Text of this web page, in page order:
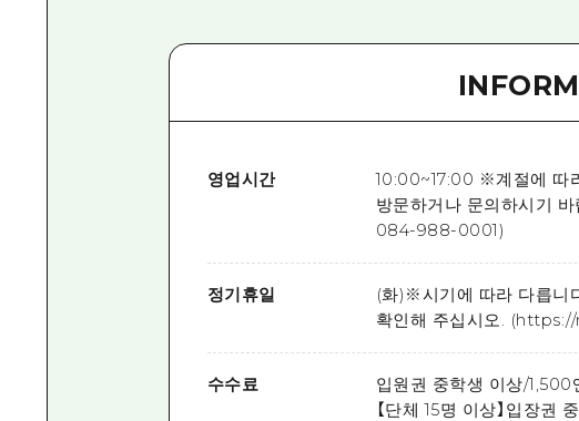
영업시간
10:00~17:00 ※계절에 따
방문하거나 문의하시기
084-988-0001)
정기휴일
(화)※시기에 따라 다릅니
확인해 주십시오.
수수료
입원권 중학생 이상/
【단체 15명 이상】입장